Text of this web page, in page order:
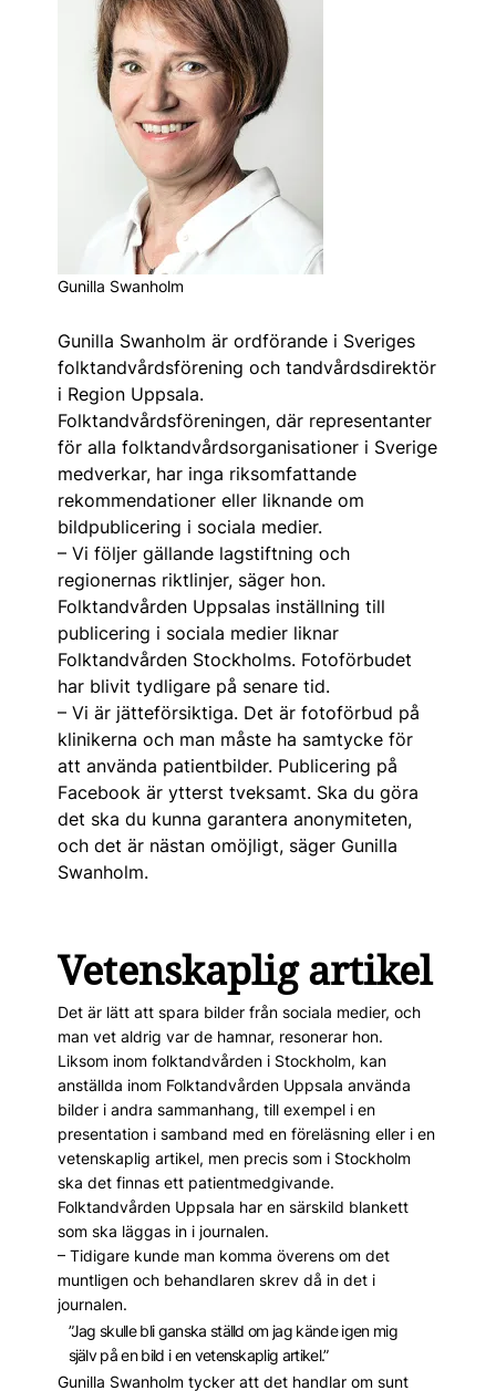
Gunilla Swanholm
Gunilla Swanholm är ordförande i Sveriges
folktandvårdsförening och tandvårdsdirektör
i Region Uppsala.
Folktandvårdsföreningen, där representanter
för alla folktandvårdsorganisationer i Sverige
medverkar, har inga riksomfattande
rekommendationer eller liknande om
bildpublicering i sociala medier.
– Vi följer gällande lagstiftning och
regionernas riktlinjer, säger hon.
Folktandvården Uppsalas inställning till
publicering i sociala medier liknar
Folktandvården Stockholms. Fotoförbudet
har blivit tydligare på senare tid.
– Vi är jätteförsiktiga. Det är fotoförbud på
klinikerna och man måste ha samtycke för
att använda patientbilder. Publicering på
Facebook är ytterst tveksamt. Ska du göra
det ska du kunna garantera anonymiteten,
och det är nästan omöjligt, säger Gunilla
Swanholm.
Vetenskaplig artikel
Det är lätt att spara bilder från sociala medier, och
man vet aldrig var de hamnar, resonerar hon.
Liksom inom folktandvården i Stockholm, kan
anställda inom Folktandvården Uppsala använda
bilder i andra sammanhang, till exempel i en
presentation i samband med en föreläsning eller i en
vetenskaplig artikel, men precis som i Stockholm
ska det finnas ett patientmed­givande.
Folktandvården Uppsala har en särskild blankett
som ska läggas in i journalen.
– Tidigare kunde man komma överens om det
muntligen och behandlaren skrev då in det i
journalen.
”Jag skulle bli ganska ställd om jag kände igen mig
själv på en bild i en vetenskaplig artikel.”
Gunilla Swanholm tycker att det handlar om sunt